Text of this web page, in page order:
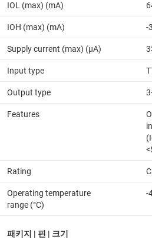
IOL (max) (mA)
IOH (max) (mA) -
Supply current (max) (µA)
Input type
Output type
Features
Rating
Operating temperature
range (°C)
-